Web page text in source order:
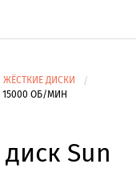
ЖЁСТКИЕ ДИСКИ
15000 ОБ/МИН
Sun